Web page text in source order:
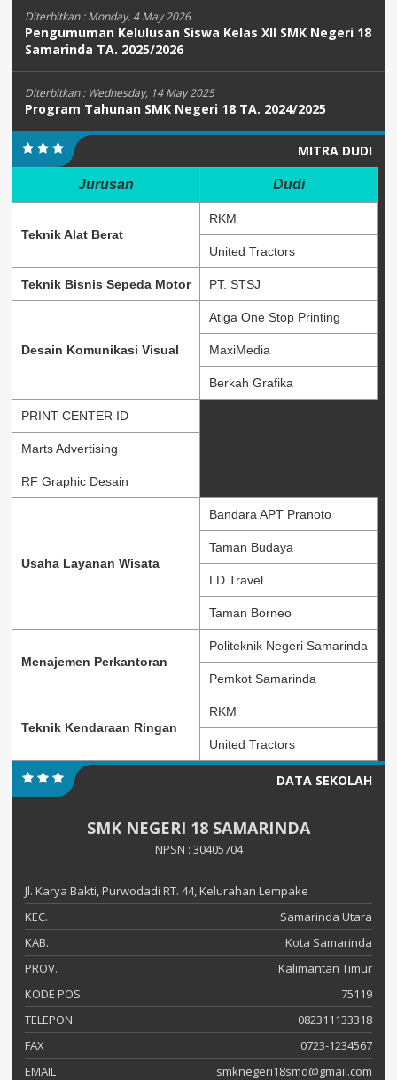
Diterbitkan :Monday, 4 May 2026
Pengumuman Kelulusan Siswa Kelas XII SMK Negeri 18
Samarinda TA. 2025/2026
Diterbitkan : Wednesday, 14 May 2025
Program Tahunan SMK Negeri 18 TA. 2024/2025
MITRA DUDI
Jurusan Dudi
Teknik Alat Berat
RKM
United Tractors
Teknik Bisnis Sepeda Motor PT. STSJ
Desain Komunikasi Visual
Atiga One Stop Printing
MaxiMedia
Berkah Grafika
PRINT CENTER ID
Marts Advertising
RF Graphic Desain
Usaha Layanan Wisata
Bandara APT Pranoto
Taman Budaya
LD Travel
Taman Borneo
Menajemen Perkantoran
Politeknik Negeri Samarinda
Pemkot Samarinda
Teknik Kendaraan Ringan
RKM
United Tractors
DATA SEKOLAH
SMK NEGERI 18 SAMARINDA
NPSN : 30405704
Jl. Karya Bakti, Purwodadi RT. 44, Kelurahan Lempake
KEC.
Samarinda Utara
KAB.
Kota Samarinda
PROV.
Kalimantan Timur
KODE POS
75119
TELEPON
082311133318
FAX
0723-1234567
EMAIL
smknegeri18smd@gmail.com